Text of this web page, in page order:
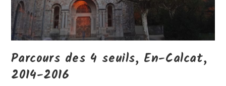
Parcours des 4 seuils, En-Calcat,
2014-2016